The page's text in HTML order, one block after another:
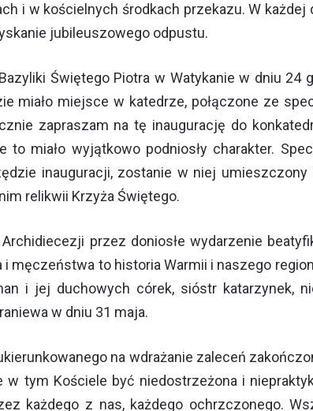
i w kościelnych środkach przekazu. W każdej
jubileuszowego odpustu.
Świętego Piotra w Watykanie w dniu 24
miało miejsce w katedrze, połączone ze
zapraszam na tę inaugurację do
miało wyjątkowo podniosły charakter.
inauguracji, zostanie w niej umieszczony
relikwii Krzyża Świętego.
przez doniosłe wydarzenie
męczeństwa to historia Warmii i naszego
i jej duchowych córek, sióstr katarzynek,
w dniu 31 maja.
na wdrażanie zaleceń
w tym Kościele być niedostrzeżona i
każdego z nas, każdego ochrzczonego.